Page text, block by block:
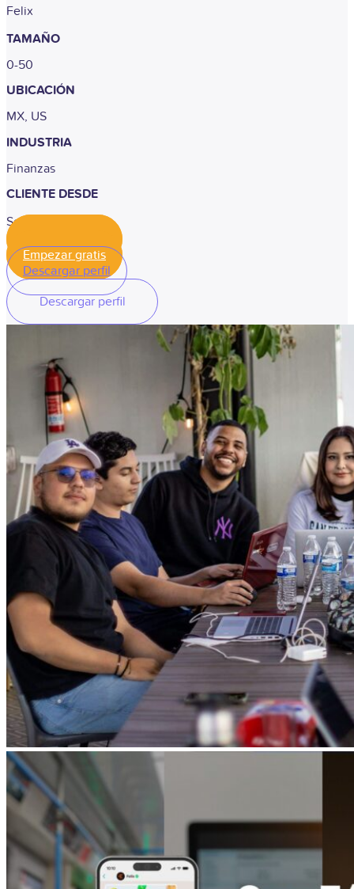
Felix
TAMAÑO
0-50
UBICACIÓN
MX, US
INDUSTRIA
Finanzas
CLIENTE DESDE
Septiembre, 2023
Empezar gratis
Descargar perfil
Descargar perfil